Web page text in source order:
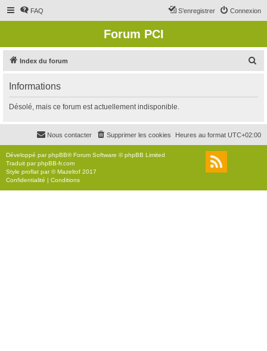
FAQ Connexion
S’enregistrer
Forum PCI
Index du forum
r
c
r
Informations
Désolé, mais ce forum est actuellement indisponible.
Heures au format UTC+02:00
Supprimer les cookies
Nous contacter
Développé parphpBB® Forum Software © phpBB Limited
Traduit parphpBB-fr.com
Style proflat par ©Mazeltof 2017
Confidentialité | Conditions